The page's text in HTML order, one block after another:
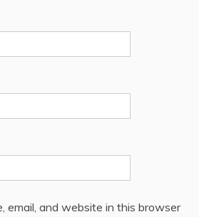
email, and website in this browser